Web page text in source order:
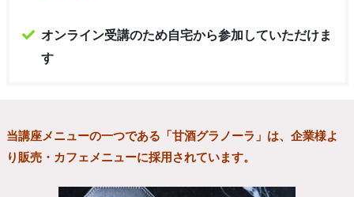
オンライン受講のため自宅から参加していただけま
す
当講座メニューの一つである「甘酒グラノーラ」は、企業様よ
り販売・カフェメニューに採用されています。